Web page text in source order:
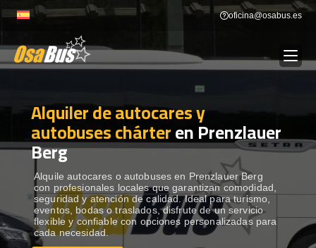
to
oficina@osabus.es
ALQUILER DE AUTOCARES
DESTINOS Show dropdown
RECORRIDAS Show dropdown
FLOTA
Alquiler de autocares y
autobuses chárteren Prenzlauer
Berg
Alquile autocares o autobuses en Prenzlauer Berg
con profesionales locales que garantizan comodidad,
seguridad y atención de calidad. Ideal para turismo,
eventos, bodas o traslados, disfrute de un servicio
flexible y confiable con opciones personalizadas para
cada necesidad.